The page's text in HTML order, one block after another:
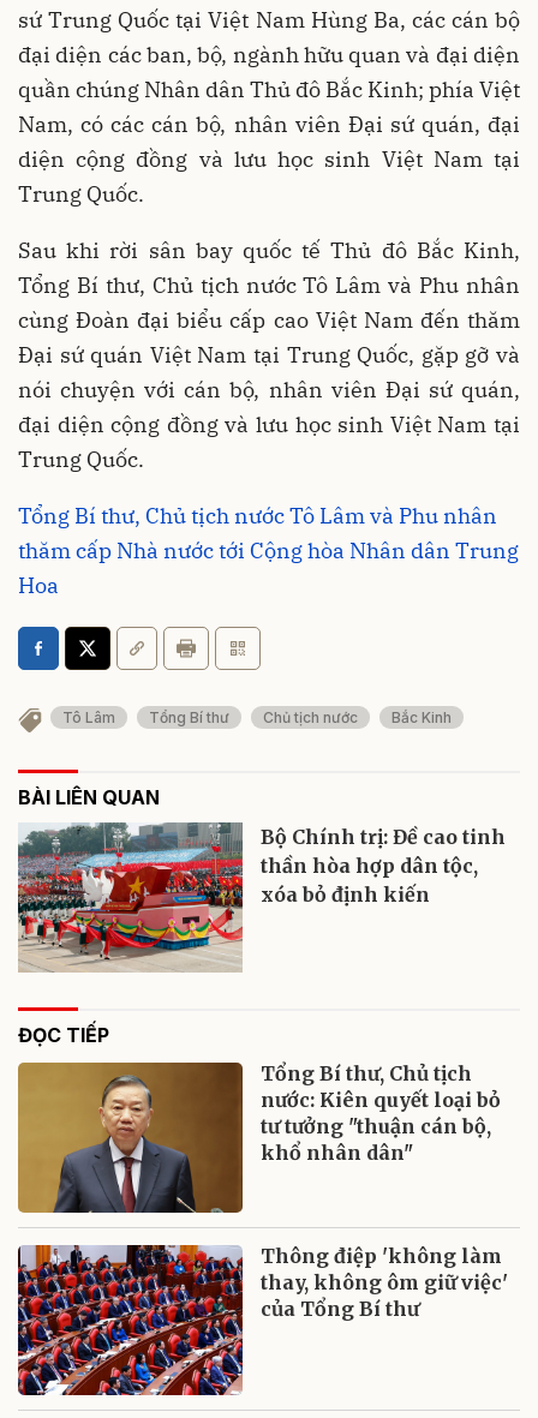
sứ Trung Quốc tại Việt Nam Hùng Ba, các cán bộ
đại diện các ban, bộ, ngành hữu quan và đại diện
quần chúng Nhân dân Thủ đô Bắc Kinh; phía Việt
Nam, có các cán bộ, nhân viên Đại sứ quán, đại
diện cộng đồng và lưu học sinh Việt Nam tại
Trung Quốc.
Sau khi rời sân bay quốc tế Thủ đô Bắc Kinh,
Tổng Bí thư, Chủ tịch nước Tô Lâm và Phu nhân
cùng Đoàn đại biểu cấp cao Việt Nam đến thăm
Đại sứ quán Việt Nam tại Trung Quốc, gặp gỡ và
nói chuyện với cán bộ, nhân viên Đại sứ quán,
đại diện cộng đồng và lưu học sinh Việt Nam tại
Trung Quốc.
Tổng Bí thư, Chủ tịch nước Tô Lâm và Phu nhân
thăm cấp Nhà nước tới Cộng hòa Nhân dân Trung
Hoa
Tô Lâm Tổng Bí thư Chủ tịch nước Bắc Kinh
BÀI LIÊN QUAN
Bộ Chính trị: Đề cao tinh
thần hòa hợp dân tộc,
xóa bỏ định kiến
ĐỌC TIẾP
Tổng Bí thư, Chủ tịch
nước: Kiên quyết loại bỏ
tư tưởng "thuận cán bộ,
khổ nhân dân"
Thông điệp 'không làm
thay, không ôm giữ việc'
của Tổng Bí thư